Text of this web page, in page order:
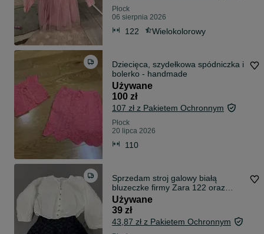
Płock
06 sierpnia 2026
122 Wielokolorowy
Dziecięca, szydełkowa spódniczka i
bolerko - handmade
Używane
100 zł
107 zł z Pakietem Ochronnym
Płock
20 lipca 2026
110
Sprzedam stroj galowy białą
bluzeczke firmy Zara 122 oraz
spodniczkę rozm 116
Używane
39 zł
43,87 zł z Pakietem Ochronnym